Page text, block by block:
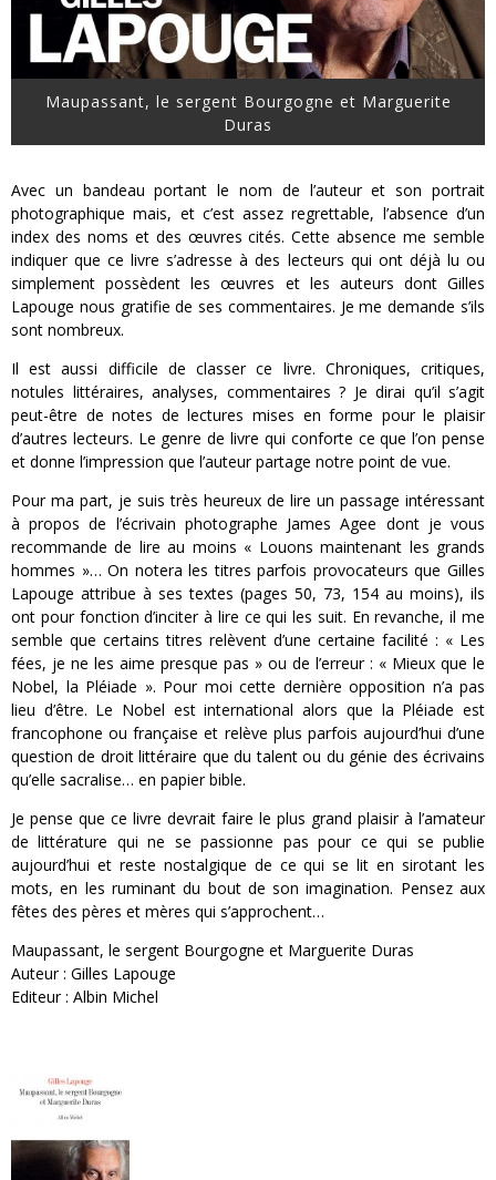
Maupassant, le sergent Bourgogne et Marguerite
Duras
Avec un bandeau portant le nom de l’auteur et son portrait
photographique mais, et c’est assez regrettable, l’absence d’un
index des noms et des œuvres cités. Cette absence me semble
indiquer que ce livre s’adresse à des lecteurs qui ont déjà lu ou
simplement possèdent les œuvres et les auteurs dont Gilles
Lapouge nous gratifie de ses commentaires. Je me demande s’ils
sont nombreux.
Il est aussi difficile de classer ce livre. Chroniques, critiques,
notules littéraires, analyses, commentaires ? Je dirai qu’il s’agit
peut-être de notes de lectures mises en forme pour le plaisir
d’autres lecteurs. Le genre de livre qui conforte ce que l’on pense
et donne l’impression que l’auteur partage notre point de vue.
Pour ma part, je suis très heureux de lire un passage intéressant
à propos de l’écrivain photographe James Agee dont je vous
recommande de lire au moins « Louons maintenant les grands
hommes »… On notera les titres parfois provocateurs que Gilles
Lapouge attribue à ses textes (pages 50, 73, 154 au moins), ils
ont pour fonction d’inciter à lire ce qui les suit. En revanche, il me
semble que certains titres relèvent d’une certaine facilité : « Les
fées, je ne les aime presque pas » ou de l’erreur : « Mieux que le
Nobel, la Pléiade ». Pour moi cette dernière opposition n’a pas
lieu d’être. Le Nobel est international alors que la Pléiade est
francophone ou française et relève plus parfois aujourd’hui d’une
question de droit littéraire que du talent ou du génie des écrivains
qu’elle sacralise… en papier bible.
Je pense que ce livre devrait faire le plus grand plaisir à l’amateur
de littérature qui ne se passionne pas pour ce qui se publie
aujourd’hui et reste nostalgique de ce qui se lit en sirotant les
mots, en les ruminant du bout de son imagination. Pensez aux
fêtes des pères et mères qui s’approchent…
Maupassant, le sergent Bourgogne et Marguerite Duras
Auteur : Gilles Lapouge
Editeur : Albin Michel